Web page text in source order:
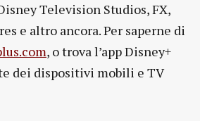
Television Studios, FX,
e altro ancora. Per saperne di
, o trova l’app Disney+
dei dispositivi mobili e TV